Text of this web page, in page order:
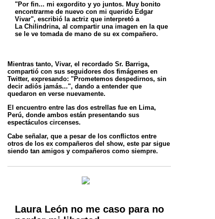
"Por fin... mi exgordito y yo juntos. Muy bonito
encontrarme de nuevo con mi querido Edgar
Vivar", escribió la actriz que interpretó a
La Chilindrina, al compartir una imagen en la que
se le ve tomada de mano de su ex compañero.
Mientras tanto, Vivar, el recordado Sr. Barriga,
compartió con sus seguidores dos fimágenes en
Twitter, expresando: "Prometemos despedirnos, sin
decir adiós jamás...", dando a entender que
quedaron en verse nuevamente.
El encuentro entre las dos estrellas fue en Lima,
Perú, donde ambos están presentando sus
espectáculos circenses.
Cabe señalar, que a pesar de los conflictos entre
otros de los ex compañeros del show, este par sigue
siendo tan amigos y compañeros como siempre.
Laura León no me caso para no